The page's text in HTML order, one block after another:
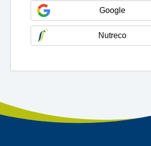
Google
Nutreco